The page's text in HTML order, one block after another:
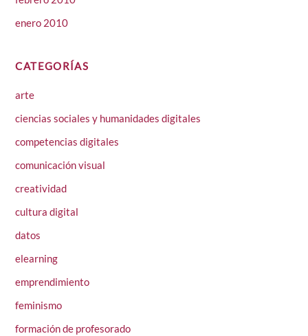
enero 2010
CATEGORÍAS
arte
ciencias sociales y humanidades digitales
competencias digitales
comunicación visual
creatividad
cultura digital
datos
elearning
emprendimiento
feminismo
formación de profesorado